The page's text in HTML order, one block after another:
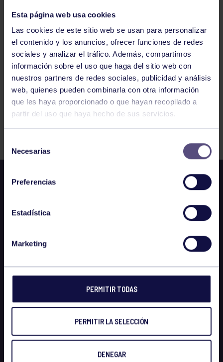
Esta página web usa cookies
Las cookies de este sitio web se usan para personalizar
el contenido y los anuncios, ofrecer funciones de redes
sociales y analizar el tráfico. Además, compartimos
información sobre el uso que haga del sitio web con
nuestros partners de redes sociales, publicidad y análisis
web, quienes pueden combinarla con otra información
que les haya proporcionado o que hayan recopilado a
partir del uso que haya hecho de sus servicios.
Necesarias
Preferencias
Estadística
Marketing
PERMITIR TODAS
PERMITIR LA SELECCIÓN
DENEGAR
VEGADEO
LIGA PÁDEL FEDERADA 1ª FEMENINA:
VEGADEO – RGCC A
5 6 7 8 9 10 11
FILTRAR